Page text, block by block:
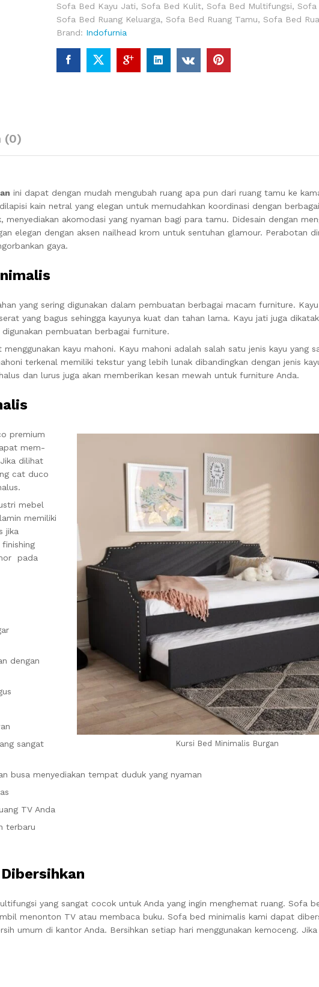
Sofa Bed Kayu Jati, Sofa Bed Kulit, Sofa Bed Multifungsi, Sofa
Sofa Bed Ruang Keluarga, Sofa Bed Ruang Tamu, Sofa Bed
Brand: Indofurnia
(0)
ini dapat dengan mudah mengubah ruang apa pun dari ruang tamu ke
kain netral yang elegan untuk memudahkan koordinasi dengan
akomodasi yang nyaman bagi para tamu. Didesain dengan
elegan dengan aksen nailhead krom untuk sentuhan glamour. Perabotan
gaya.
yang sering digunakan dalam pembuatan berbagai macam furniture.
yang bagus sehingga kayunya kuat dan tahan lama. Kayu jati juga
pembuatan berbagai furniture.
kayu mahoni. Kayu mahoni adalah salah satu jenis kayu yang
terkenal memiliki tekstur yang lebih lunak dibandingkan dengan jenis
dan lurus juga akan memberikan kesan mewah untuk furniture Anda.
Kursi Bed Minimalis Burgan
premium
mem-
dilihat
cat duco
mebel
memiliki
jika
finishing
pada
dengan
sangat
busa menyediakan tempat duduk yang nyaman
TV Anda
terbaru
yang sangat cocok untuk Anda yang ingin menghemat ruang. Sofa
menonton TV atau membaca buku. Sofa bed minimalis kami dapat
umum di kantor Anda. Bersihkan setiap hari menggunakan kemoceng.